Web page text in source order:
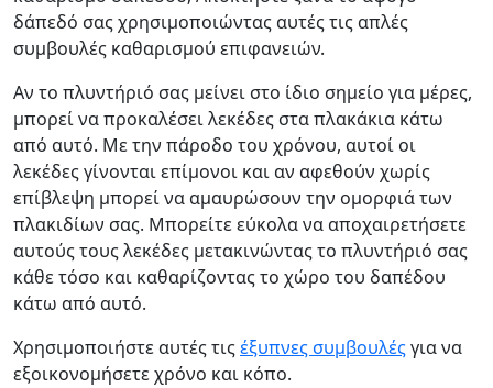
δάπεδό σας χρησιμοποιώντας αυτές τις απλές
συμβουλές καθαρισμού επιφανειών.
Αν το πλυντήριό σας μείνει στο ίδιο σημείο για μέρες,
μπορεί να προκαλέσει λεκέδες στα πλακάκια κάτω
από αυτό. Με την πάροδο του χρόνου, αυτοί οι
λεκέδες γίνονται επίμονοι και αν αφεθούν χωρίς
επίβλεψη μπορεί να αμαυρώσουν την ομορφιά των
πλακιδίων σας. Μπορείτε εύκολα να αποχαιρετήσετε
αυτούς τους λεκέδες μετακινώντας το πλυντήριό σας
κάθε τόσο και καθαρίζοντας το χώρο του δαπέδου
κάτω από αυτό.
Χρησιμοποιήστε αυτές τιςέξυπνες συμβουλέςγια να
εξοικονομήσετε χρόνο και κόπο.